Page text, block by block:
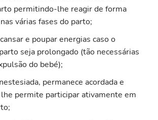
permitindo-lhe reagir de forma
várias fases do parto;
e poupar energias caso o
seja prolongado (tão necessárias
do bebé);
permanece acordada e
permite participar ativamente em